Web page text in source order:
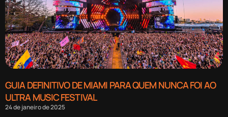
GUIA DEFINITIVO DE MIAMI PARA QUEM NUNCA FOI AO
ULTRA MUSIC FESTIVAL
24 de janeiro de 2025